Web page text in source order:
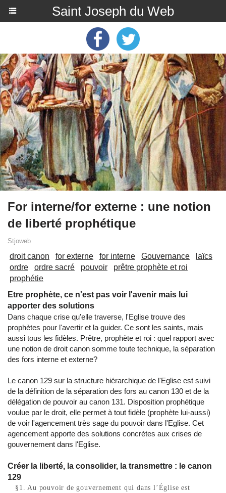
Saint Joseph du Web
For interne/for externe : une notion
de liberté prophétique
Stjoweb
droit canon for externe for interne Gouvernance
laïcs
ordre
ordre sacré pouvoir
prêtre prophète et roi
prophétie
Etre prophète, ce n'est pas voir l'avenir mais lui
apporter des solutions
Dans chaque crise qu'elle traverse, l'Eglise trouve des
prophètes pour l'avertir et la guider. Ce sont les saints, mais
aussi tous les fidèles. Prêtre, prophète et roi : quel rapport avec
une notion de droit canon somme toute technique, la séparation
des fors interne et externe?
Le canon 129 sur la structure hiérarchique de l'Eglise est suivi
de la définition de la séparation des fors au canon 130 et de la
délégation de pouvoir au canon 131. Disposition prophétique
voulue par le droit, elle permet à tout fidèle (prophète lui-aussi)
de voir l'agencement très sage du pouvoir dans l'Eglise. Cet
agencement apporte des solutions concrètes aux crises de
gouvernement dans l'Eglise.
Créer la liberté, la consolider, la transmettre : le canon
129
§1. Au pouvoir de gouvernement qui dans l’Église est